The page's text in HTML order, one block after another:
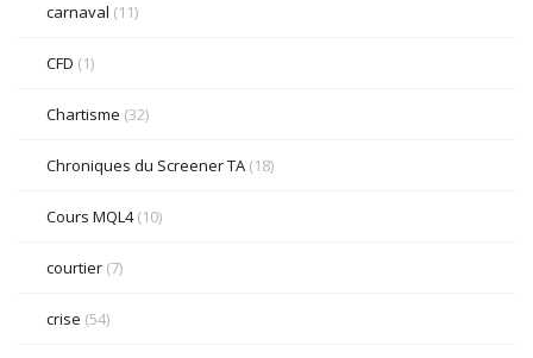
carnaval (11)
CFD (1)
Chartisme (32)
Chroniques du Screener TA (18)
Cours MQL4(10)
courtier (7)
crise (54)